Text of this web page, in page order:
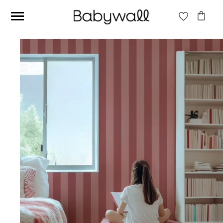
Ces articles peuvent aussi vous intéresser
Papier peint Fleurs
Papier peint jungle